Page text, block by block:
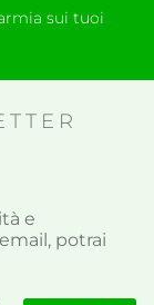
sui tuoi
e
potrai